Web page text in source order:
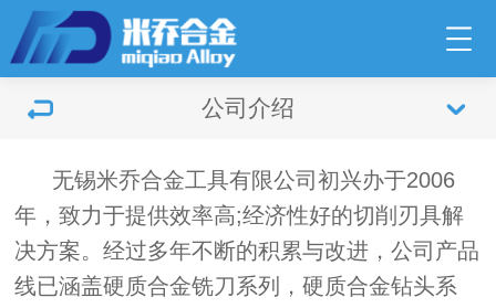
公司介绍
无锡米乔合金工具有限公司初兴办于2006
年，致力于提供效率高;经济性好的切削刃具解
决方案。经过多年不断的积累与改进，公司产品
线已涵盖硬质合金铣刀系列，硬质合金钻头系